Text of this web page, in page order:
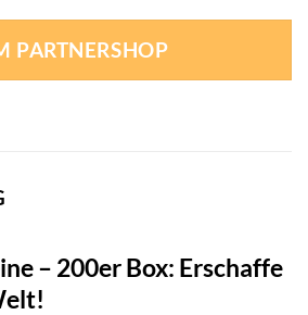
€
ist:
61,41 €.
PARTNERSHOP
– 200er Box: Erschaffe